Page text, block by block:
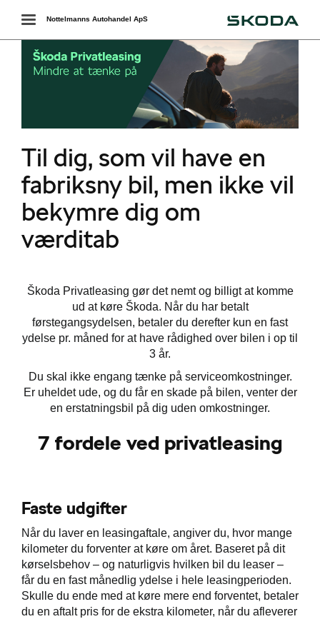
til hurtig
Toggle
navigation
Nottelmanns Autohandel ApS
Til dig, som vil have en
fabriksny bil, men ikke vil
bekymre dig om
værditab
Škoda Privatleasing gør det nemt og billigt at komme
ud at køre Škoda. Når du har betalt
førstegangsydelsen, betaler du derefter kun en fast
ydelse pr. måned for at have rådighed over bilen i op til
3 år.
Du skal ikke engang tænke på serviceomkostninger.
Er uheldet ude, og du får en skade på bilen, venter der
en erstatningsbil på dig uden omkostninger.
7 fordele ved privatleasing
Faste udgifter
Når du laver en leasingaftale, angiver du, hvor mange
kilometer du forventer at køre om året. Baseret på dit
kørselsbehov – og naturligvis hvilken bil du leaser –
får du en fast månedlig ydelse i hele leasingperioden.
Skulle du ende med at køre mere end forventet, betaler
du en aftalt pris for de ekstra kilometer, når du afleverer